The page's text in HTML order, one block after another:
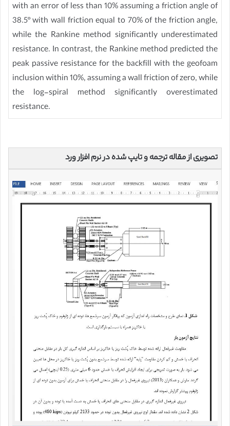
with an error of less than 10% assuming a friction angle of
38.5º with wall friction equal to 70% of the friction angle,
while the Rankine method significantly underestimated
resistance. In contrast, the Rankine method predicted the
peak passive resistance for the backfill with the geofoam
inclusion within 10%, assuming a wall friction of zero, while
the log-spiral method significantly overestimated
resistance.
تصویری از مقاله ترجمه و تایپ شده در نرم افزار ورد